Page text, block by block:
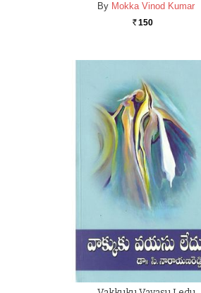
By Mokka Vinod Kumar
Rs. 150